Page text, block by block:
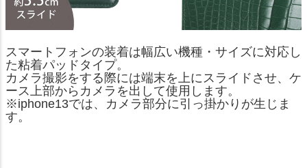
スマートフォンの装着は幅広い機種・サイズに対応し
た粘着パッドタイプ。
カメラ撮影をする際には端末を上にスライドさせ、ケ
ース上部からカメラを出して使用します。
※iphone13では、カメラ部分に引っ掛かりが生じま
す。